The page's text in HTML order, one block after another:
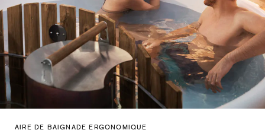
AIRE DE BAIGNADE ERGONOMIQUE